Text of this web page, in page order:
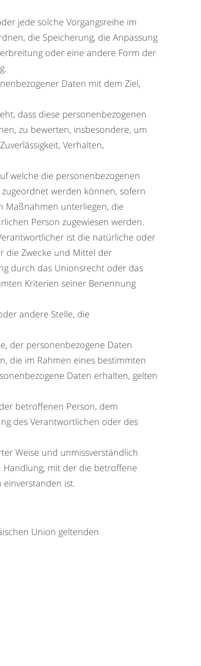
jede solche Vorgangsreihe im
die Speicherung, die Anpassung
oder eine andere Form der
Daten mit dem Ziel,
dass diese personenbezogenen
zu bewerten, insbesondere, um
Verhalten,
welche die personenbezogenen
werden können, sofern
Maßnahmen unterliegen, die
Person zugewiesen werden.
ist die natürliche oder
die Zwecke und Mittel der
durch das Unionsrecht oder das
Kriterien seiner Benennung
andere Stelle, die
der personenbezogene Daten
die im Rahmen eines bestimmten
Daten erhalten, gelten
betroffenen Person, dem
des Verantwortlichen oder des
Weise und unmissverständlich
Handlung, mit der die betroffene
ist.
Union geltenden